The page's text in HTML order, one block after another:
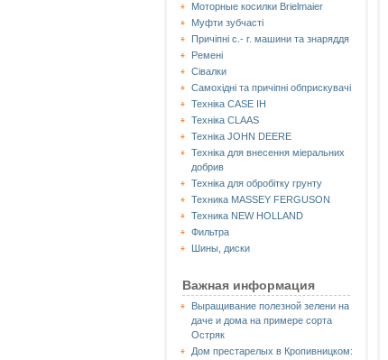
Моторные косилки Brielmaier
Муфти зубчасті
Причіпні с.- г. машини та знаряддя
Ремені
Сівалки
Самохідні та причіпні обприскувачі
Техніка CASE IH
Техніка CLAAS
Техніка JOHN DEERE
Техніка для внесення міеральних
добрив
Техніка для обробітку грунту
Техника MASSEY FERGUSON
Техника NEW HOLLAND
Фильтра
Шины, диски
Важная информация
Выращивание полезной зелени на
даче и дома на примере сорта
Остряк
Дом престарелых в Кропивницком: